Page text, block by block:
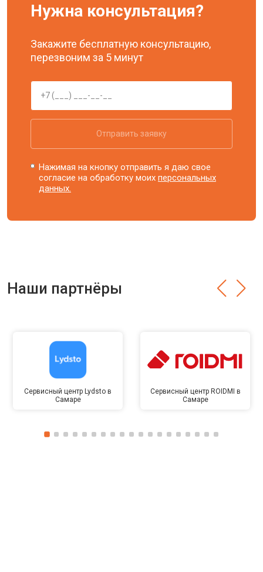
Нужна консультация?
Закажите бесплатную консультацию,
перезвоним за 5 минут
Отправить заявку
Нажимая на кнопку отправить я даю свое
согласие на обработку моихперсональных
данных.
Наши партнёры
Сервисный центр Lydsto в
Самаре
Сервисный центр ROIDMI в
Самаре